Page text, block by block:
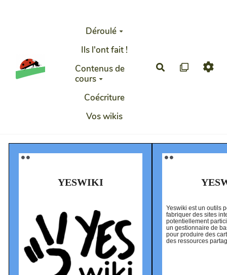
Déroulé
Ils l'ont fait !
Contenus de
cours
Coécriture
Vos wikis
Rechercher
⚫️ ⚫️
YESWIKI
⚫️ ⚫️
Yeswiki est un outils
fabriquer des sites
potentiellement
un gestionnaire de
pour produire des
des ressources